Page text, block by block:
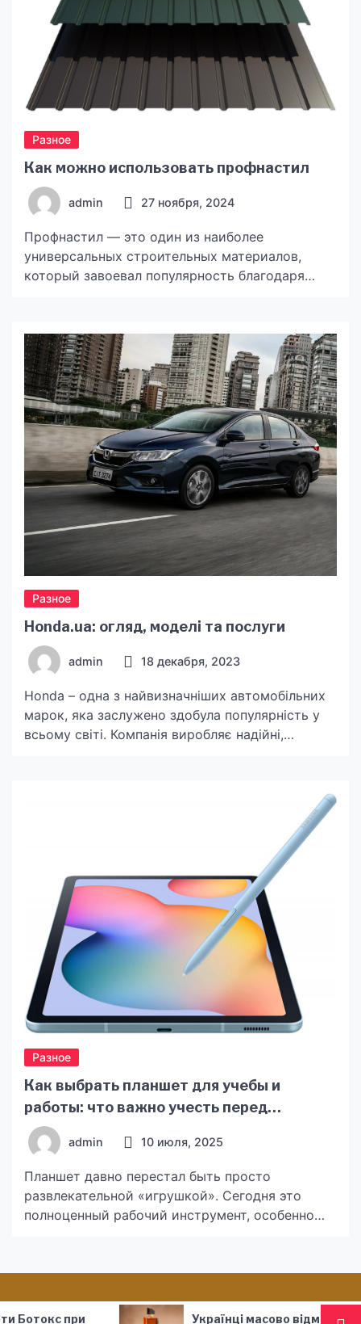
Разное
Как можно использовать профнастил
admin 27 ноября, 2024
Профнастил — это один из наиболее
универсальных строительных материалов,
который завоевал популярность благодаря
стальные листы с профилированной
поверхностью, которые могут применяться как
для коммерческих, так и для частных нужд. В
этой статье мы рассмотрим основные и
нестандартные способы использования
профнастила от магазина
https://mostasia.com.ua/product-
category/profnastil/, чтобы продемонстрировать
[…]
Разное
Honda.ua: огляд, моделі та послуги
admin 18 декабря, 2023
Honda – одна з найвизначніших автомобільних
марок, яка заслужено здобула популярність у
всьому світі. Компанія виробляє надійні,
користується значною популярністю, завдяки
сервісом та широкою мережею дилерів. В цій
статті ми розглянемо основні аспекти
сайту https://honda.ua/, пропоновані моделі та
послуги компанії. […]
Разное
Как выбрать планшет для учебы и
работы: что важно учесть перед
покупкой
admin 10 июля, 2025
Планшет давно перестал быть просто
развлекательной «игрушкой». Сегодня это
полноценный рабочий инструмент, особенно
возможность удобно читать, писать, создавать
редакторах и даже проводить онлайн-встречи.
Українці масово відмовляються